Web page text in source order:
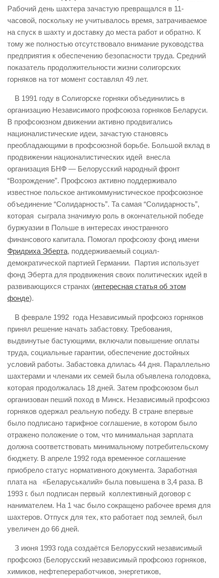
Рабочий день шахтера зачастую превращался в 11-
часовой, поскольку не учитывалось время, затрачиваемое
на спуск в шахту и доставку до места работ и обратно. К
тому же полностью отсутствовало внимание руководства
предприятия к обеспечению безопасности труда. Средний
показатель продолжительности жизни солигорских
горняков на тот момент составлял 49 лет.
В 1991 году в Солигорске горняки объединились в
организацию Независимого профсоюза горняков Беларуси.
В профсоюзном движении активно продвигались
националистические идеи, зачастую становясь
преобладающими в профсоюзной борьбе. Большой вклад в
продвижении националистических идей внесла
организация БНФ — Белорусский народный фронт
“Возрождение”. Профсоюз активно поддерживало
известное польское антикоммунистическое профсоюзное
объединение “Солидарность”. Та самая “Солидарность”,
которая сыграла значимую роль в окончательной победе
буржуазии в Польше в интересах иностранного
финансового капитала. Помогал профсоюзу фонд имени
Фридриха Эберта, поддерживаемый социал-
демократической партией Германии. Партия использует
фонд Эберта для продвижения своих политических идей в
развивающихся странах (интересная статья об этом
фонде).
В феврале 1992 года Независимый профсоюз горняков
принял решение начать забастовку. Требования,
выдвинутые бастующими, включали повышение оплаты
труда, социальные гарантии, обеспечение достойных
условий работы. Забастовка длилась 44 дня. Параллельно
шахтерами и членами их семей была объявлена голодовка,
которая продолжалась 18 дней. Затем профсоюзом был
организован пеший поход в Минск. Независимый профсоюз
горняков одержал реальную победу. В стране впервые
было подписано тарифное соглашение, в котором было
отражено положение о том, что минимальная зарплата
должна соответствовать минимальному потребительскому
бюджету. В апреле 1992 года временное соглашение
приобрело статус нормативного документа. Заработная
плата на «Беларуськалий» была повышена в 3,4 раза. В
1993 г. был подписан первый коллективный договор с
нанимателем. На 1 час было сокращено рабочее время для
шахтеров. Отпуск для тех, кто работает под землей, был
увеличен до 66 дней.
З июня 1993 года создаётся Белорусский независимый
профсоюз (Белорусский независимый профсоюз горняков,
химиков, нефтепереработчиков, энергетиков,